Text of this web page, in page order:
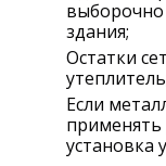
здания;
Остатки
Если
применять
установка